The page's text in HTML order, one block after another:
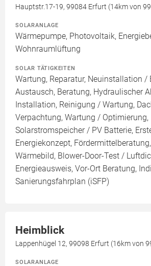
Hauptstr.17-19, 99084 Erfurt (14km von
SOLARANLAGE
Wärmepumpe, Photovoltaik,
Wohnraumlüftung
SOLAR TÄTIGKEITEN
Wartung, Reparatur, Neuinstallation /
Austausch, Beratung, Hydraulischer
Installation, Reinigung / Wartung,
Verpachtung, Wartung / Optimierung,
Solarstromspeicher / PV Batterie,
Energiekonzept,
Wärmebild, Blower-Door-Test /
Energieausweis, Vor-Ort Beratung,
Sanierungsfahrplan (iSFP)
Heimblick
Lappenhügel 12, 99098 Erfurt (16km von
SOLARANLAGE